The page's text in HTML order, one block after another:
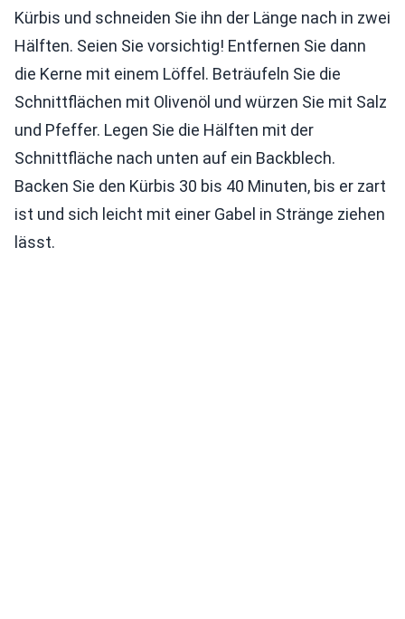
Kürbis und schneiden Sie ihn der Länge nach in zwei
Hälften. Seien Sie vorsichtig! Entfernen Sie dann
die Kerne mit einem Löffel. Beträufeln Sie die
Schnittflächen mit Olivenöl und würzen Sie mit Salz
und Pfeffer. Legen Sie die Hälften mit der
Schnittfläche nach unten auf ein Backblech.
Backen Sie den Kürbis 30 bis 40 Minuten, bis er zart
ist und sich leicht mit einer Gabel in Stränge ziehen
lässt.